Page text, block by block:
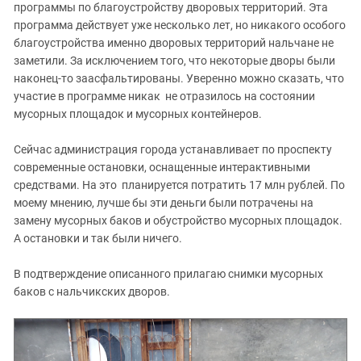
программы по благоустройству дворовых территорий. Эта
программа действует уже несколько лет, но никакого особого
благоустройства именно дворовых территорий нальчане не
заметили. За исключением того, что некоторые дворы были
наконец-то заасфальтированы. Уверенно можно сказать, что
участие в программе никак не отразилось на состоянии
мусорных площадок и мусорных контейнеров.
Сейчас администрация города устанавливает по проспекту
современные остановки, оснащенные интерактивными
средствами. На это планируется потратить 17 млн рублей. По
моему мнению, лучше бы эти деньги были потрачены на
замену мусорных баков и обустройство мусорных площадок.
А остановки и так были ничего.
В подтверждение описанного прилагаю снимки мусорных
баков с нальчикских дворов.